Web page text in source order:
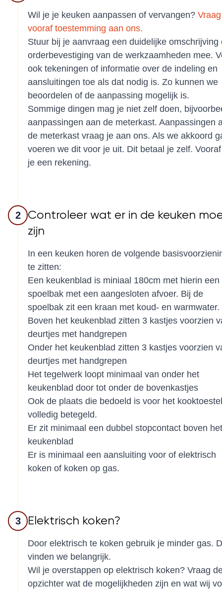
Wil je je keuken aanpassen of vervangen?
vooraf toestemming aan ons.
Stuur bij je aanvraag een duidelijke omschrijving
orderbevestiging van de werkzaamheden mee.
ook tekeningen of informatie over de indeling en
aansluitingen toe als dat nodig is. Zo kunnen we
beoordelen of de aanpassing mogelijk is.
Sommige dingen mag je niet zelf doen,
aanpassingen aan de meterkast. Aanpassingen
de meterkast vraag je aan ons. Als we akkoord
voeren we dit voor je uit. Dit betaal je zelf.
je een rekening.
2
Controleer wat er in de keuken
zijn
In een keuken horen de volgende
te zitten:
Een keukenblad is miniaal 180cm met hierin een
spoelbak met een aangesloten afvoer. Bij de
spoelbak zit een kraan met koud- en warmwater.
Boven het keukenblad zitten 3 kastjes voorzien
deurtjes met handgrepen
Onder het keukenblad zitten 3 kastjes voorzien
deurtjes met handgrepen
Het tegelwerk loopt minimaal van onder het
keukenblad door tot onder de bovenkastjes
Ook de plaats die bedoeld is voor het
volledig betegeld.
Er zit minimaal een dubbel stopcontact boven het
keukenblad
Er is minimaal een aansluiting voor of elektrisch
koken of koken op gas.
3 Elektrisch koken?
Door elektrisch te koken gebruik je minder gas.
vinden we belangrijk.
Wil je overstappen op elektrisch koken? Vraag
opzichter wat de mogelijkheden zijn en wat wij